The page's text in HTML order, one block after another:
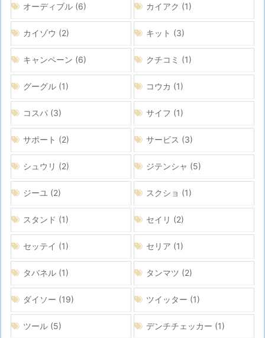
オーディブル (6) カイアク (1)
カイゾウ (2) キット (3)
キャンペーン (6) クチコミ (1)
グーグル (1) コウカ (1)
コスパ (3) サイフ (1)
サポート (2) サービス (3)
シュウリ (2) ジテンシャ (5)
ジーユ (2) スクショ (1)
スタンド (1) セイリ (2)
セッテイ (1) セリア (1)
タバネル (1) タンマツ (2)
ダイソー (19) ツイッター (1)
ツール (5) デンチチェッカー (1)